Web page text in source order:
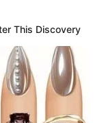
This Discovery